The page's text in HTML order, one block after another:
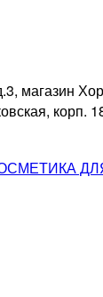
магазин
корп.